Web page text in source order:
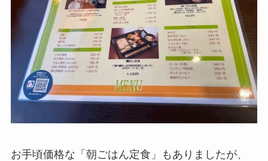
お手頃価格な「朝ごはん定食」もありましたが、